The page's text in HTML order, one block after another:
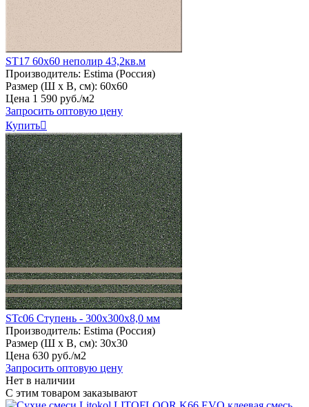
ST17 60х60 неполир 43,2кв.м
Производитель: Estima (Россия)
Размер (Ш х В, см): 60х60
Цена 1 590 руб./м2
Запросить оптовую цену
Купить
STc06 Ступень - 300x300x8,0 мм
Производитель: Estima (Россия)
Размер (Ш х В, см): 30х30
Цена 630 руб./м2
Запросить оптовую цену
Нет в наличии
С этим товаром заказывают